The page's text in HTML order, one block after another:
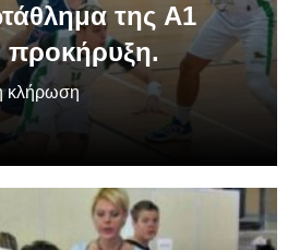
της A1
κλήρωση